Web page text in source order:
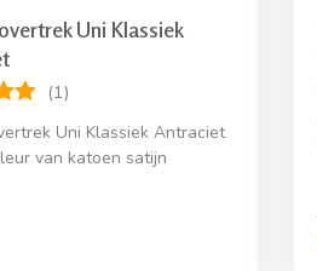
Uni Klassiek
(1)
Uni Klassiek Antraciet
van katoen satijn